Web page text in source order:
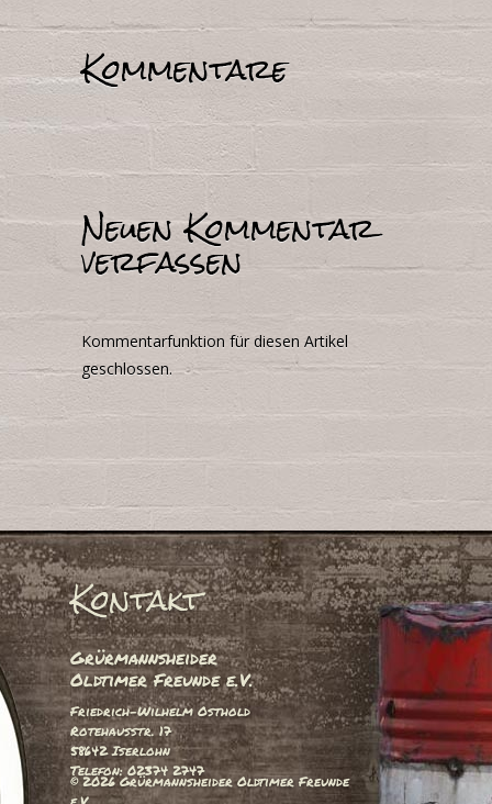
Kommentare
Neuen Kommentar
verfassen
Kommentarfunktion für diesen Artikel
geschlossen.
Kontakt
Grürmannsheider
Oldtimer Freunde e.V.
Friedrich-Wilhelm Osthold
Rotehausstr. 17
58642 Iserlohn
Telefon: 02374 2747
© 2026 Grürmannsheider Oldtimer Freunde